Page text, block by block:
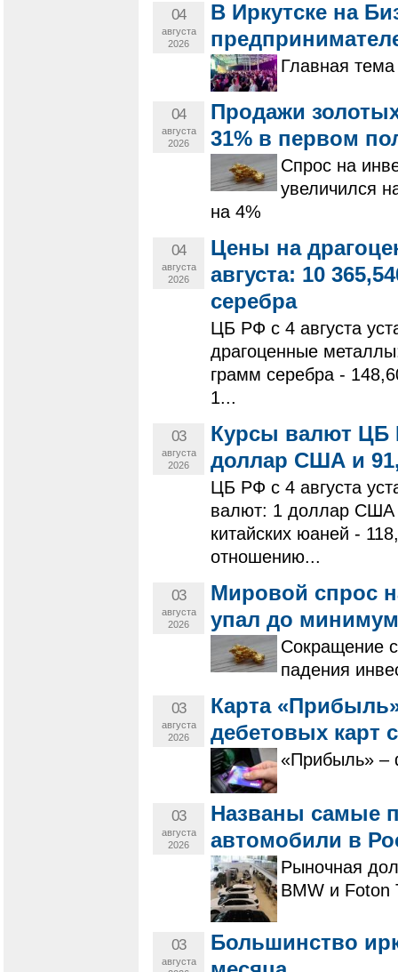
04
августа
2026
В Иркутске на
Главная
04
августа
2026
Продажи
31% в первом
Спрос на
увеличился
на 4%
04
августа
2026
Цены на
августа: 10
серебра
ЦБ РФ с 4 августа
драгоценные
грамм серебра -
1...
03
августа
2026
Курсы валют ЦБ
доллар США и
ЦБ РФ с 4 августа
валют: 1 доллар США
китайских юаней -
отношению...
03
августа
2026
Мировой спрос
упал до
Сокращение
падения
03
августа
2026
Карта
дебетовых карт
«Прибыль» –
03
августа
2026
Названы самые
автомобили в
Рыночная
BMW и Foton
03
августа
Большинство